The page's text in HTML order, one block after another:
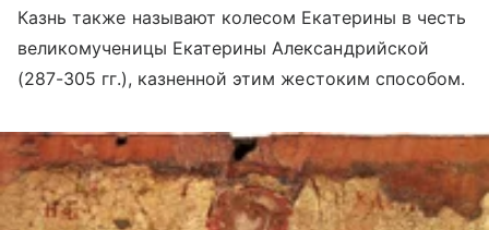
Казнь также называют колесом Екатерины в честь
великомученицы Екатерины Александрийской
(287-305 гг.), казненной этим жестоким способом.